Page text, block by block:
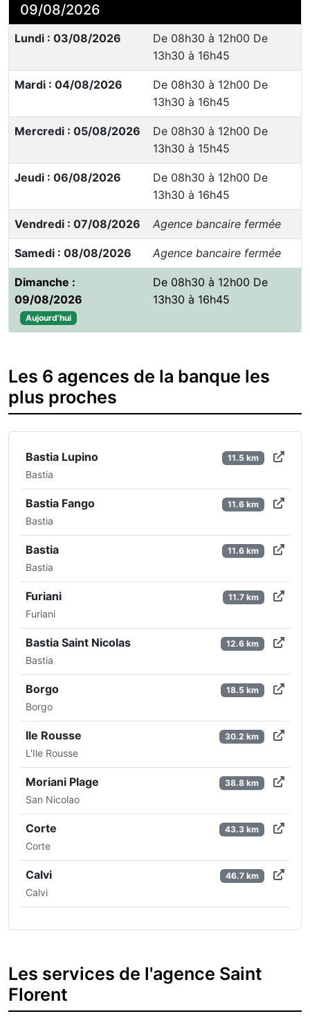
09/08/2026
Lundi : 03/08/2026
De 08h30 à 12h00 De
13h30 à 16h45
Mardi : 04/08/2026
De 08h30 à 12h00 De
13h30 à 16h45
Mercredi : 05/08/2026
De 08h30 à 12h00 De
13h30 à 15h45
Jeudi : 06/08/2026
De 08h30 à 12h00 De
13h30 à 16h45
Vendredi : 07/08/2026 Agence bancaire fermée
Samedi : 08/08/2026 Agence bancaire fermée
Dimanche :
09/08/2026
Aujourd'hui
De 08h30 à 12h00 De
13h30 à 16h45
Les 6 agences de la banque les
plus proches
Bastia Lupino
Bastia
11.5 km
Bastia Fango
Bastia
11.6 km
Bastia
Bastia
11.6 km
Furiani
Furiani
11.7 km
Bastia Saint Nicolas
Bastia
12.6 km
Borgo
Borgo
18.5 km
Ile Rousse
L'Ile Rousse
30.2 km
Moriani Plage
San Nicolao
38.8 km
Corte
Corte
43.3 km
Calvi
Calvi
46.7 km
Les services de l'agence Saint
Florent